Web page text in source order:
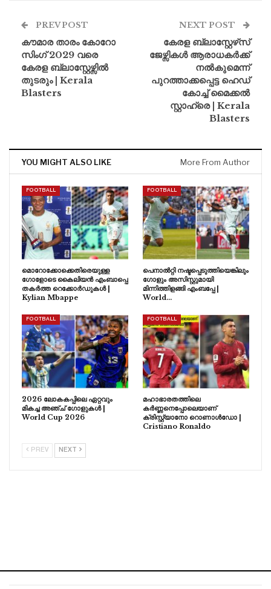
PREV POST
കൗമാര താരം കോറോ
സിംഗ് 2029 വരെ
കേരള ബ്ലാസ്റ്റേഴ്സിൽ
തുടരും | Kerala
Blasters
NEXT POST
കേരള ബ്ലാസ്റ്റേഴ്‌സ്
ജേഴ്സികൾ ആരാധകർക്ക്
നൽകുമെന്ന്
പുറത്താക്കപ്പെട്ട ഹെഡ്
കോച്ച് മൈക്കൽ
സ്റ്റാഹ്രെ | Kerala
Blasters
YOU MIGHT ALSO LIKE More From Author
FOOTBALL
മൊറോക്കോക്കെതിരെയുള്ള
ഗോളോടെ കൈലിയൻ എംബാപ്പെ
തകർത്ത റെക്കോർഡുകൾ |
Kylian Mbappe
FOOTBALL
പെനാൽറ്റി നഷ്ടപ്പെടുത്തിയെങ്കിലും
ഗോളും അസിസ്റ്റുമായി
മിന്നിത്തിളങ്ങി എംബപ്പേ |
World…
FOOTBALL
2026 ലോകകപ്പിലെ ഏറ്റവും
മികച്ച അഞ്ച് ഗോളുകൾ |
World Cup 2026
FOOTBALL
മഹാഭാരതത്തിലെ
കർണ്ണനെപ്പോലെയാണ്
ക്രിസ്റ്റ്യാനോ റൊണാൾഡോ |
Cristiano Ronaldo
PREV NEXT